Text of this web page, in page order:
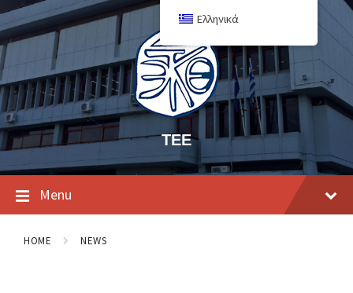
ΤΕΕ
Menu
HOME NEWS
Ελληνικά